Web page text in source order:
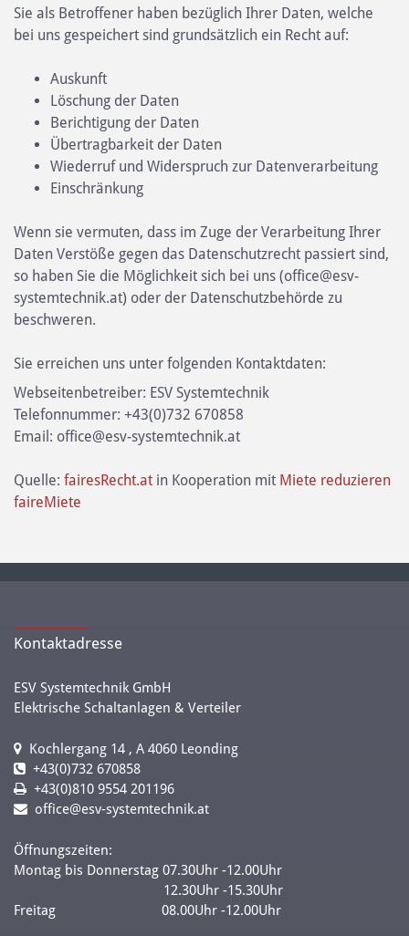
Sie als Betroffener haben bezüglich Ihrer Daten, welche
bei uns gespeichert sind grundsätzlich ein Recht auf:
Auskunft
Löschung der Daten
Berichtigung der Daten
Übertragbarkeit der Daten
Wiederruf und Widerspruch zur Datenverarbeitung
Einschränkung
Wenn sie vermuten, dass im Zuge der Verarbeitung Ihrer
Daten Verstöße gegen das Datenschutzrecht passiert sind,
so haben Sie die Möglichkeit sich bei uns (office@esv-
systemtechnik.at) oder der Datenschutzbehörde zu
beschweren.
Sie erreichen uns unter folgenden Kontaktdaten:
Webseitenbetreiber: ESV Systemtechnik
Telefonnummer: +43(0)732 670858
Email: office@esv-systemtechnik.at
Quelle: fairesRecht.at in Kooperation mit Miete reduzieren
faireMiete
Kontaktadresse
ESV Systemtechnik GmbH
Elektrische Schaltanlagen & Verteiler
Kochlergang 14 , A 4060 Leonding
+43(0)732 670858
+43(0)810 9554 201196
office@esv-systemtechnik.at
Öffnungszeiten:
Montag bis Donnerstag 07.30Uhr -12.00Uhr
12.30Uhr -15.30Uhr
Freitag 08.00Uhr -12.00Uhr